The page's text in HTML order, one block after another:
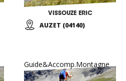
VISSOUZE ERIC
AUZET (04140)
Guide&Accomp.Montagne